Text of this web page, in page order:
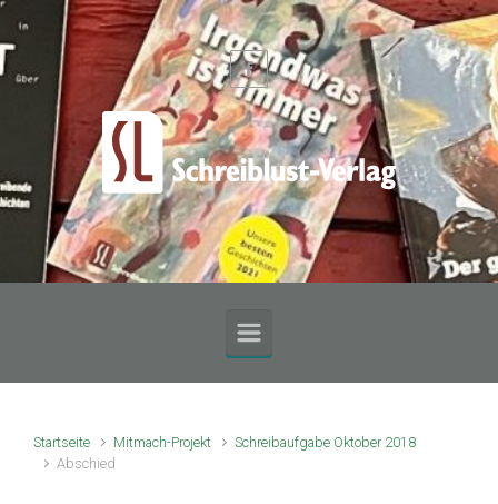
Zum Hauptinhalt springen
Startseite Mitmach-Projekt
Schreibaufgabe Oktober 2018
Abschied